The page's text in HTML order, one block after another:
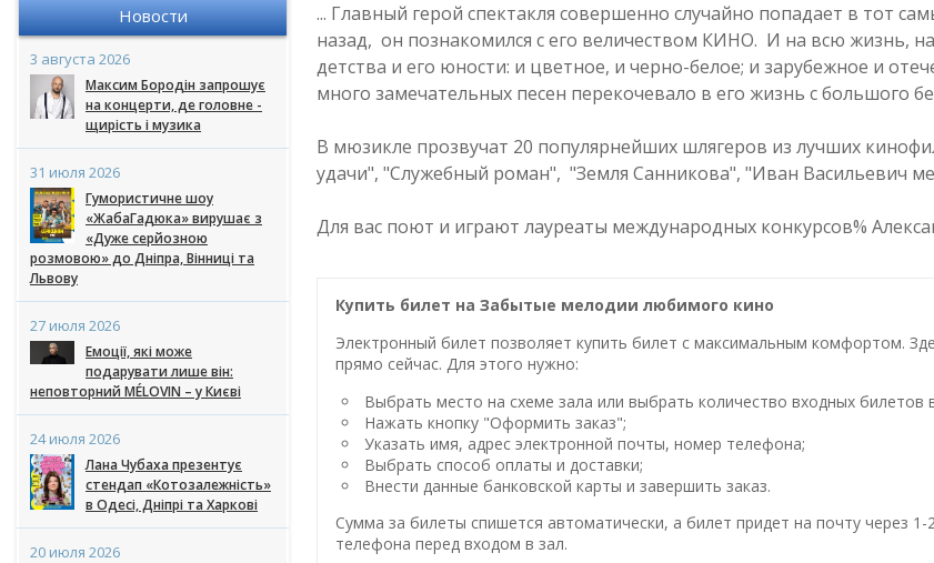
Новости
3 августа 2026
Максим Бородін запрошує
на концерти, де головне -
щирість і музика
31 июля 2026
Гумористичне шоу
«ЖабаГадюка» вирушає з
«Дуже серйозною
розмовою» до Дніпра, Вінниці та
Львову
27 июля 2026
Емоції, які може
подарувати лише він:
неповторний MÉLOVIN – у Києві
24 июля 2026
Лана Чубаха презентує
стендап «Котозалежність»
в Одесі, Дніпрі та Харкові
20 июля 2026
... Главный герой спектакля совершенно случайно попадает в тот
назад, он познакомился с его величеством КИНО. И на всю жизнь,
детства и его юности: и цветное, и черно-белое; и зарубежное и
много замечательных песен перекочевало в его жизнь с большого
В мюзикле прозвучат 20 популярнейших шлягеров из лучших
удачи", "Служебный роман", "Земля Санникова", "Иван Васильевич
Для вас поют и играют лауреаты международных конкурсов%
Купить билет на Забытые мелодии любимого кино
Электронный билет позволяет купить билет с максимальным комфортом.
прямо сейчас. Для этого нужно:
Выбрать место на схеме зала или выбрать количество входных билетов
Нажать кнопку "Оформить заказ";
Указать имя, адрес электронной почты, номер телефона;
Выбрать способ оплаты и доставки;
Внести данные банковской карты и завершить заказ.
Сумма за билеты спишется автоматически, а билет придет на почту через
телефона перед входом в зал.